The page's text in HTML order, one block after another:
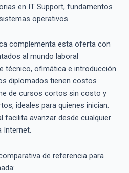
en IT Support, fundamentos
operativos.
complementa esta oferta con
al mundo laboral
técnico, ofimática e introducción
diplomados tienen costos
de cursos cortos sin costo y
ideales para quienes inician.
facilita avanzar desde cualquier
Internet.
de referencia para